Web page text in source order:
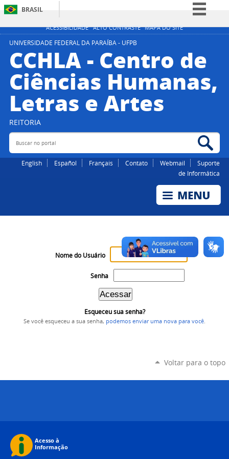
ACESSIBILIDADE ALTO CONTRASTE MAPA DO SITE
BRASIL
Simplifique!
Participe
Legislação
Canais
UNIVERSIDADE FEDERAL DA PARAÍBA - UFPB
CCHLA - Centro de
Ciências Humanas,
Letras e Artes
REITORIA
Buscar no portal
English Español Français Contato Webmail
Suporte
de Informática
Nome do Usuário
Senha
Esqueceu sua senha?
Se você esqueceu a sua senha, podemos enviar uma nova para você
Voltar para o topo